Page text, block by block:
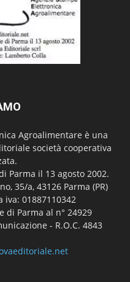
Agroalimentare è una
società cooperativa
Parma il 13 agosto 2002.
35/a, 43126 Parma (PR)
iva: 01887110342
di Parma al n° 24929
- R.O.C. 4843